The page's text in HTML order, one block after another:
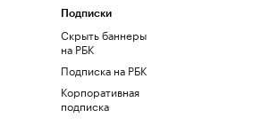
Подписки
Скрыть баннеры
на РБК
Подписка на РБК
Корпоративная
подписка